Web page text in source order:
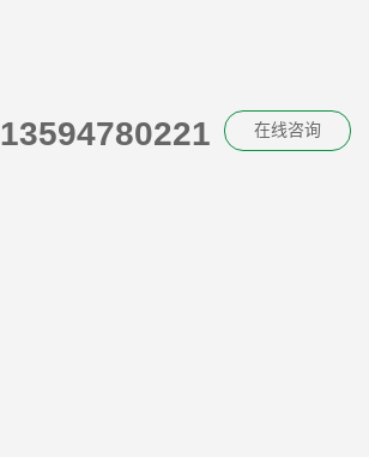
13594780221 在线咨询